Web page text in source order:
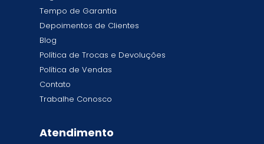
Tempo de Garantia
Depoimentos de Clientes
Blog
Política de Trocas e Devoluções
Política de Vendas
Contato
Trabalhe Conosco
Atendimento